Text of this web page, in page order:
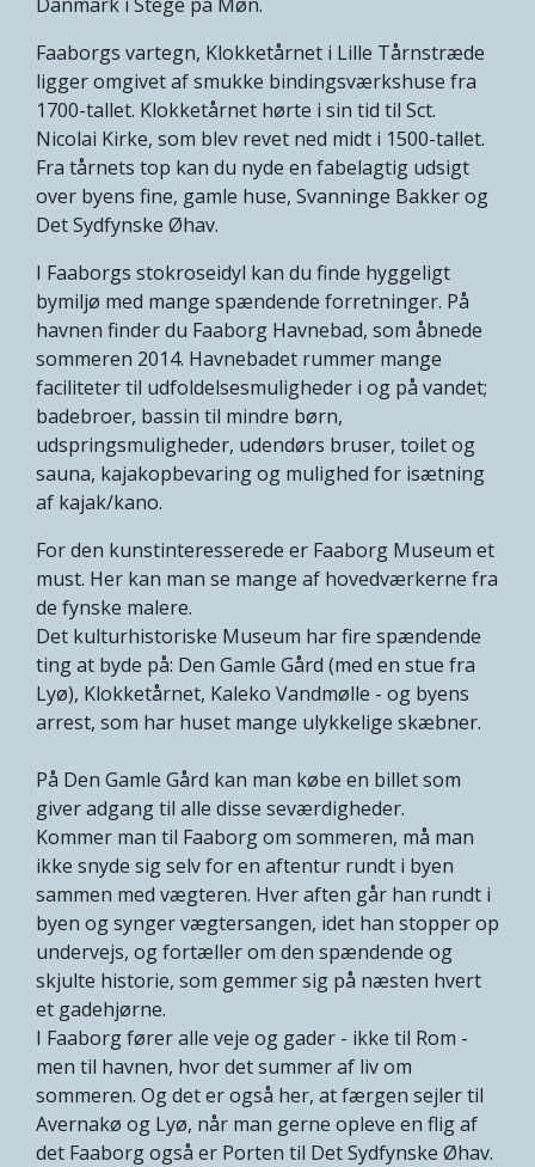
Faaborgs vartegn, Klokketårnet i Lille Tårnstræde
ligger omgivet af smukke bindingsværkshuse fra
1700-tallet. Klokketårnet hørte i sin tid til Sct.
Nicolai Kirke, som blev revet ned midt i 1500-tallet.
Fra tårnets top kan du nyde en fabelagtig udsigt
over byens fine, gamle huse, Svanninge Bakker og
Det Sydfynske Øhav.
I Faaborgs stokroseidyl kan du finde hyggeligt
bymiljø med mange spændende forretninger. På
havnen finder du Faaborg Havnebad, som åbnede
sommeren 2014. Havnebadet rummer mange
faciliteter til udfoldelsesmuligheder i og på vandet;
badebroer, bassin til mindre børn,
udspringsmuligheder, udendørs bruser, toilet og
sauna, kajakopbevaring og mulighed for isætning
af kajak/kano.
For den kunstinteresserede er Faaborg Museum et
must. Her kan man se mange af hovedværkerne fra
de fynske malere.
Det kulturhistoriske Museum har fire spændende
ting at byde på: Den Gamle Gård (med en stue fra
Lyø), Klokketårnet, Kaleko Vandmølle - og byens
arrest, som har huset mange ulykkelige skæbner.
På Den Gamle Gård kan man købe en billet som
giver adgang til alle disse seværdigheder.
Kommer man til Faaborg om sommeren, må man
ikke snyde sig selv for en aftentur rundt i byen
sammen med vægteren. Hver aften går han rundt i
byen og synger vægtersangen, idet han stopper op
undervejs, og fortæller om den spændende og
skjulte historie, som gemmer sig på næsten hvert
et gadehjørne.
I Faaborg fører alle veje og gader - ikke til Rom -
men til havnen, hvor det summer af liv om
sommeren. Og det er også her, at færgen sejler til
Avernakø og Lyø, når man gerne opleve en flig af
det Faaborg også er Porten til Det Sydfynske Øhav.